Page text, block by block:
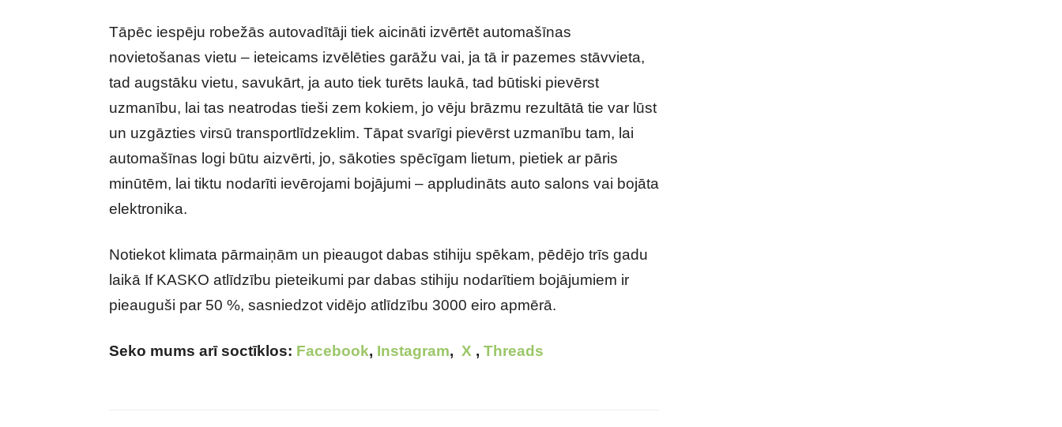
Tāpēc iespēju robežās autovadītāji tiek aicināti izvērtēt automašīnas
novietošanas vietu – ieteicams izvēlēties garāžu vai, ja tā ir pazemes stāvvieta,
tad augstāku vietu, savukārt, ja auto tiek turēts laukā, tad būtiski pievērst
uzmanību, lai tas neatrodas tieši zem kokiem, jo vēju brāzmu rezultātā tie var lūst
un uzgāzties virsū transportlīdzeklim. Tāpat svarīgi pievērst uzmanību tam, lai
automašīnas logi būtu aizvērti, jo, sākoties spēcīgam lietum, pietiek ar pāris
minūtēm, lai tiktu nodarīti ievērojami bojājumi – appludināts auto salons vai bojāta
elektronika.
Notiekot klimata pārmaiņām un pieaugot dabas stihiju spēkam, pēdējo trīs gadu
laikā If KASKO atlīdzību pieteikumi par dabas stihiju nodarītiem bojājumiem ir
pieauguši par 50 %, sasniedzot vidējo atlīdzību 3000 eiro apmērā.
Seko mums arī soctīklos: Facebook, Instagram, X , Threads